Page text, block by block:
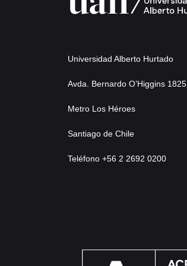
Universidad Alberto Hurtado
Avda. Bernardo O’Higgins 1825
Metro Los Héroes
Santiago de Chile
Teléfono +56 2 2692 0200